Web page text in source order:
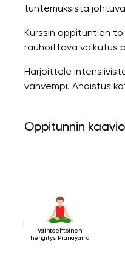
tuntemuksista
Kurssin oppituntien
rauhoittava vaikutus
Harjoittele
vahvempi. Ahdistus
Oppitunnin kaavio
Vaihtoehtoinen
hengitys Pranayama